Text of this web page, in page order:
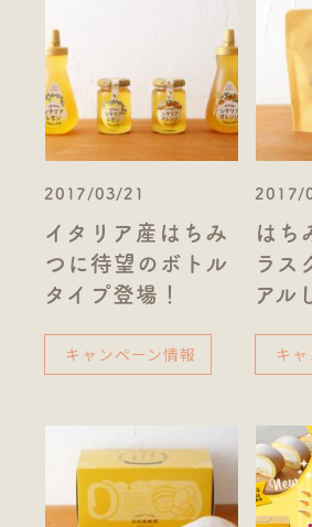
2017/03/21
イタリア産はちみ
つに待望のボトル
タイプ登場！
キャンペーン情報
2017/
はち
ラス
アル
キ